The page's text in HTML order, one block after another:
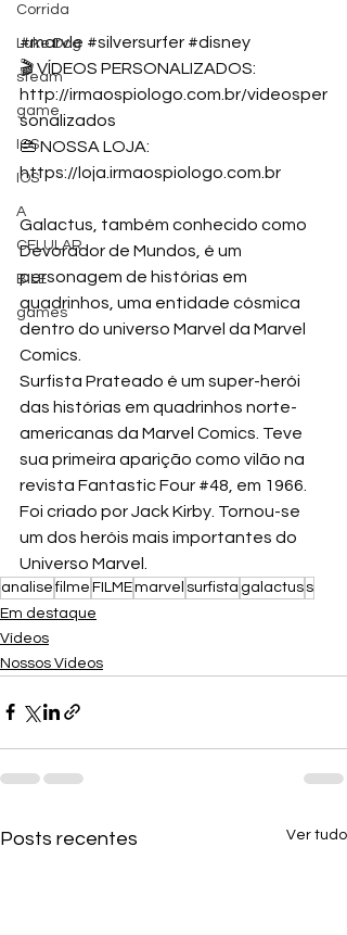
Corrida
Luke Dog
steam
game
IOS
IOS
A
CELULAR
BILE
games
#marvle #silversurfer #disney
🎬 VÍDEOS PERSONALIZADOS:
http://irmaospiologo.com.br/videosper
sonalizados
👜 NOSSA LOJA:
https://loja.irmaospiologo.com.br
Galactus, também conhecido como
Devorador de Mundos, é um
personagem de histórias em
quadrinhos, uma entidade cósmica
dentro do universo Marvel da Marvel
Comics.
Surfista Prateado é um super-herói
das histórias em quadrinhos norte-
americanas da Marvel Comics. Teve
sua primeira aparição como vilão na
revista Fantastic Four #48 , em 1966.
Foi criado por Jack Kirby. Tornou-se
um dos heróis mais importantes do
Universo Marvel.
analise filme FILMEmarvel surfista galactus s
Em destaque
Vídeos
Nossos Vídeos
Posts recentes Ver tudo